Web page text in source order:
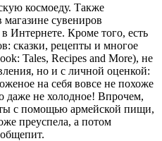
космоеду. Также
сувениров
Интернете. Кроме того, есть
сказки, рецепты и многое
Tales, Recipes and More), не
но и с личной оценкой:
на себя вовсе не похоже
даже не холодное! Впрочем,
с помощью армейской пищи,
преуспела, а потом